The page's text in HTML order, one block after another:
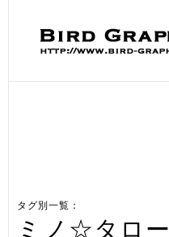
タグ別一覧：
ミノ☆タロー